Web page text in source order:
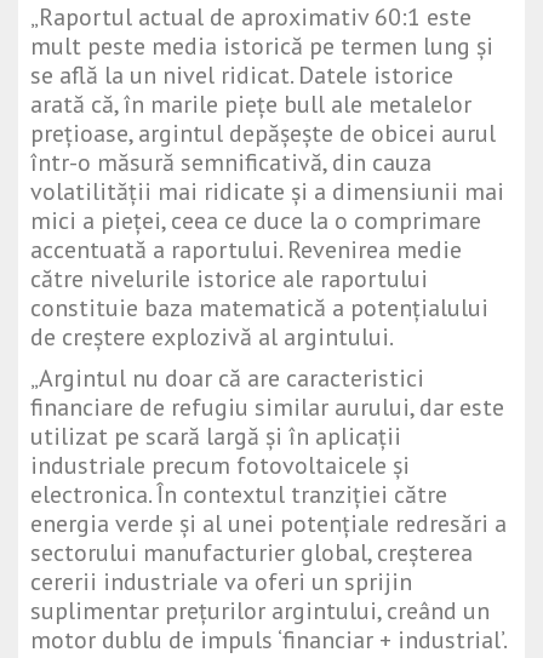
„Raportul actual de aproximativ 60:1 este
mult peste media istorică pe termen lung și
se află la un nivel ridicat. Datele istorice
arată că, în marile piețe bull ale metalelor
prețioase, argintul depășește de obicei aurul
într-o măsură semnificativă, din cauza
volatilității mai ridicate și a dimensiunii mai
mici a pieței, ceea ce duce la o comprimare
accentuată a raportului. Revenirea medie
către nivelurile istorice ale raportului
constituie baza matematică a potențialului
de creștere explozivă al argintului.
„Argintul nu doar că are caracteristici
financiare de refugiu similar aurului, dar este
utilizat pe scară largă și în aplicații
industriale precum fotovoltaicele și
electronica. În contextul tranziției către
energia verde și al unei potențiale redresări a
sectorului manufacturier global, creșterea
cererii industriale va oferi un sprijin
suplimentar prețurilor argintului, creând un
motor dublu de impuls ‘financiar + industrial’.